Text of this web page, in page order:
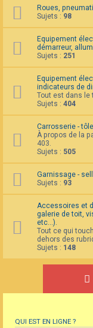
Roues,
Sujets : 98
Equipement
démarreur,
Sujets : 251
Equipement
indicateurs de
Tout est dans le
Sujets : 404
Carrosserie -
À propos de la
403.
Sujets : 505
Garnissage -
Sujets : 93
Accessoires et
galerie de toit,
etc...).
Tout ce qui
dehors des
Sujets : 148
QUI EST EN LIGNE ?